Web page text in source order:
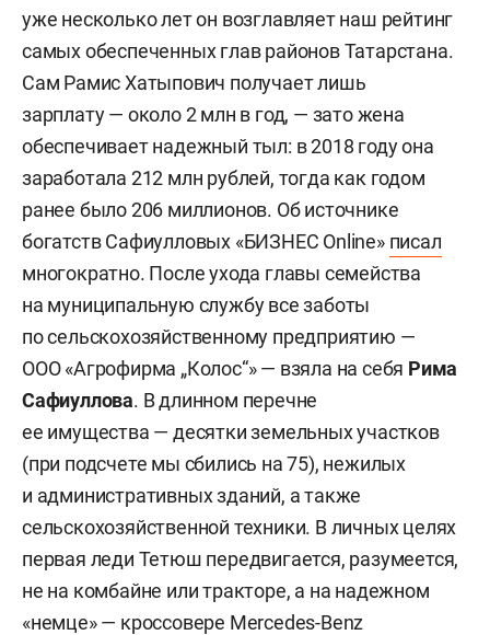
уже несколько лет он возглавляет наш рейтинг
самых обеспеченных глав районов Татарстана.
Сам Рамис Хатыпович получает лишь
зарплату — около 2 млн в год, — зато жена
обеспечивает надежный тыл: в 2018 году она
заработала 212 млн рублей, тогда как годом
ранее было 206 миллионов. Об источнике
богатств Сафиулловых «БИЗНЕС Online» писал
многократно. После ухода главы семейства
на муниципальную службу все заботы
по сельскохозяйственному предприятию —
ООО «Агрофирма „Колос“» — взяла на себя Рима
Сафиуллова. В длинном перечне
ее имущества — десятки земельных участков
(при подсчете мы сбились на 75), нежилых
и административных зданий, а также
сельскохозяйственной техники. В личных целях
первая леди Тетюш передвигается, разумеется,
не на комбайне или тракторе, а на надежном
«немце» — кроссовере Mercedes-Benz